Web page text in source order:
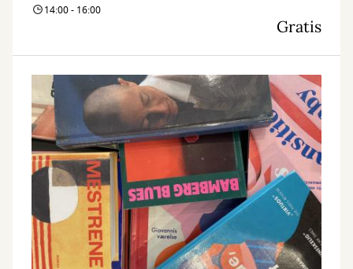
14:00 - 16:00
Gratis